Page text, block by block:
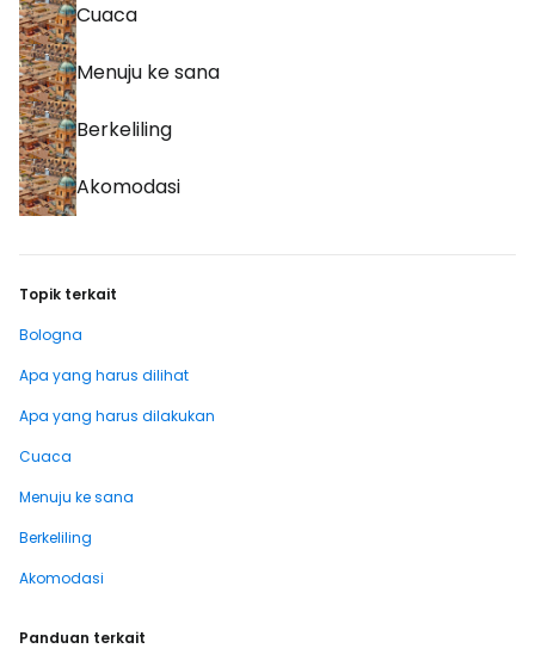
Cuaca
Menuju ke sana
Berkeliling
Akomodasi
Topik terkait
Bologna
Apa yang harus dilihat
Apa yang harus dilakukan
Cuaca
Menuju ke sana
Berkeliling
Akomodasi
Panduan terkait